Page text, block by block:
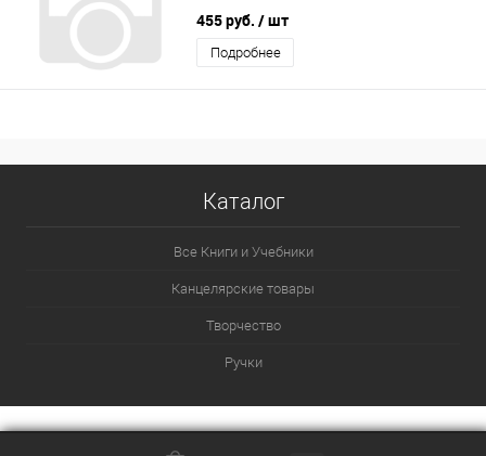
455 руб. / шт
Подробнее
Каталог
Все Книги и Учебники
Канцелярские товары
Творчество
Ручки